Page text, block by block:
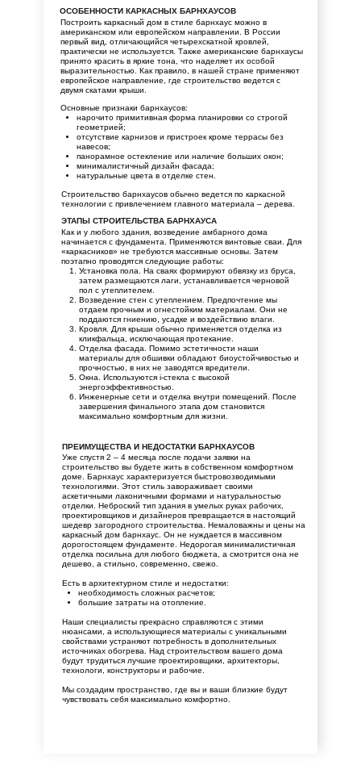
ОСОБЕННОСТИ КАРКАСНЫХ БАРНХАУСОВ
Построить каркасный дом в стиле барнхаус можно в
американском или европейском направлении. В России
первый вид, отличающийся четырехскатной кровлей,
практически не используется. Также американские барнхаусы
принято красить в яркие тона, что наделяет их особой
выразительностью. Как правило, в нашей стране применяют
европейское направление, где строительство ведется с
двумя скатами крыши.
Строительство барнхаусов обычно ведется по каркасной
технологии с привлечением главного материала – дерева.
ЭТАПЫ СТРОИТЕЛЬСТВА БАРНХАУСА
Основные признаки барнхаусов:
нарочито примитивная форма планировки со строгой
геометрией;
отсутствие карнизов и пристроек кроме террасы без
навесов;
панорамное остекление или наличие больших окон;
минималистичный дизайн фасада;
натуральные цвета в отделке стен.
Уже спустя 2 – 4 месяца после подачи заявки на
строительство вы будете жить в собственном комфортном
доме. Барнхаус характеризуется быстровозводимыми
технологиями. Этот стиль завораживает своими
аскетичными лаконичными формами и натуральностью
отделки. Неброский тип здания в умелых руках рабочих,
проектировщиков и дизайнеров превращается в настоящий
шедевр загородного строительства. Немаловажны и цены на
каркасный дом барнхаус. Он не нуждается в массивном
дорогостоящем фундаменте. Недорогая минималистичная
отделка посильна для любого бюджета, а смотрится она не
дешево, а стильно, современно, свежо.
Есть в архитектурном стиле и недостатки:
необходимость сложных расчетов;
большие затраты на отопление.
Наши специалисты прекрасно справляются с этими
нюансами, а использующиеся материалы с уникальными
свойствами устраняют потребность в дополнительных
источниках обогрева. Над строительством вашего дома
будут трудиться лучшие проектировщики, архитекторы,
технологи, конструкторы и рабочие.
Мы создадим пространство, где вы и ваши близкие будут
чувствовать себя максимально комфортно.
ПРЕИМУЩЕСТВА И НЕДОСТАТКИ БАРНХАУСОВ
Как и у любого здания, возведение амбарного дома
начинается с фундамента. Применяются винтовые сваи. Для
«каркасников» не требуются массивные основы. Затем
поэтапно проводятся следующие работы:
Установка пола. На сваях формируют обвязку из бруса,
затем размещаются лаги, устанавливается черновой
пол с утеплителем.
Возведение стен с утеплением. Предпочтение мы
отдаем прочным и огнестойким материалам. Они не
поддаются гниению, усадке и воздействию влаги.
Кровля. Для крыши обычно применяется отделка из
кликфальца, исключающая протекание.
Отделка фасада. Помимо эстетичности наши
материалы для обшивки обладают биоустойчивостью и
прочностью, в них не заводятся вредители.
Окна. Используются i-стекла с высокой
энергоэффективностью.
Инженерные сети и отделка внутри помещений. После
завершения финального этапа дом становится
максимально комфортным для жизни.